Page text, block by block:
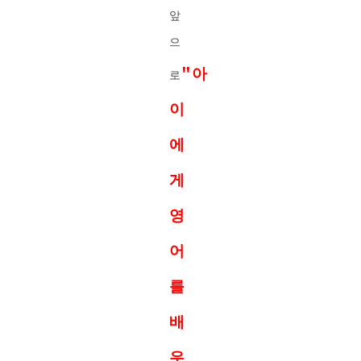
앞
으
로 "아
이
에
게
영
어
를
배
우